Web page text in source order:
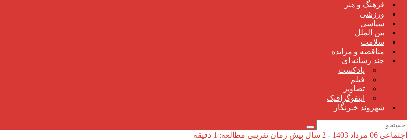
فرهنگ و هنر
ورزشی
سیاسی
بین الملل
سلامت
مناقصه و مزایده
چند رسانه ای
پادکست
فیلم
تصاویر
اینفوگرافیک
شهروند خبرنگار
اجتماعی 06 مرداد 1403 - 2 سال پیش
زمان تقریبی مطالعه: 1 دقیقه